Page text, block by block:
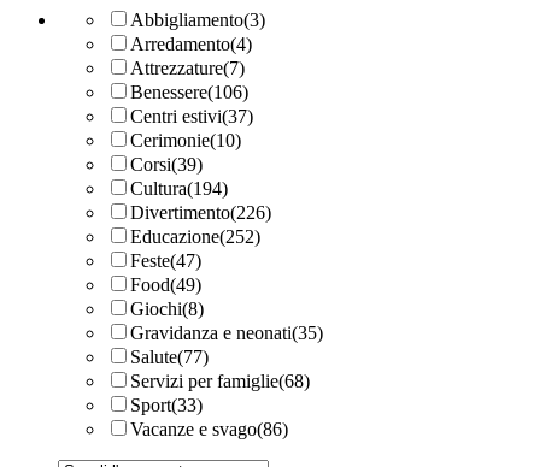
Abbigliamento(3)
Arredamento(4)
Attrezzature(7)
Benessere(106)
Centri estivi(37)
Cerimonie(10)
Corsi(39)
Cultura(194)
Divertimento(226)
Educazione(252)
Feste(47)
Food(49)
Giochi(8)
Gravidanza e neonati(35)
Salute(77)
Servizi per famiglie(68)
Sport(33)
Vacanze e svago(86)